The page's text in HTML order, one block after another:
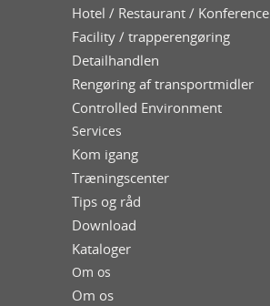
Hotel / Restaurant / Konference
Facility / trapperengøring
Detailhandlen
Rengøring af transportmidler
Controlled Environment
Services
Kom igang
Træningscenter
Tips og råd
Download
Kataloger
Om os
Om os